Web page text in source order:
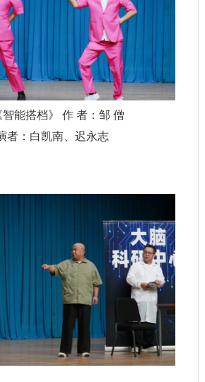
能搭档》 作 者：邹 僧
者：白凯南、迟永志